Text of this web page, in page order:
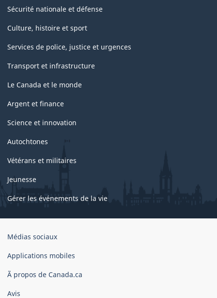
Sécurité nationale et défense
Culture, histoire et sport
Services de police, justice et urgences
Transport et infrastructure
Le Canada et le monde
Argent et finance
Science et innovation
Autochtones
Vétérans et militaires
Jeunesse
Gérer les événements de la vie
Organisation
gouvernement
Canada
Médias sociaux
Applications mobiles
Ã propos de Canada.ca
Avis